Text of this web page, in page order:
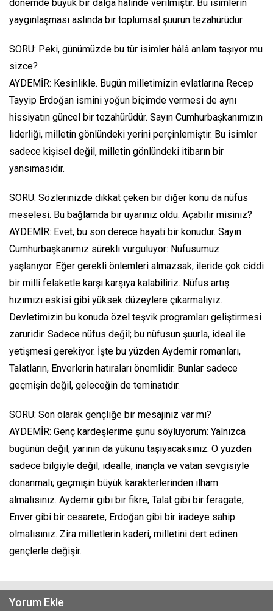
dönemde büyük bir dalga hâlinde verilmiştir. Bu isimlerin
yaygınlaşması aslında bir toplumsal şuurun tezahürüdür.
SORU: Peki, günümüzde bu tür isimler hâlâ anlam taşıyor mu
sizce?
AYDEMİR: Kesinlikle. Bugün milletimizin evlatlarına Recep
Tayyip Erdoğan ismini yoğun biçimde vermesi de aynı
hissiyatın güncel bir tezahürüdür. Sayın Cumhurbaşkanımızın
liderliği, milletin gönlündeki yerini perçinlemiştir. Bu isimler
sadece kişisel değil, milletin gönlündeki itibarın bir
yansımasıdır.
SORU: Sözlerinizde dikkat çeken bir diğer konu da nüfus
meselesi. Bu bağlamda bir uyarınız oldu. Açabilir misiniz?
AYDEMİR: Evet, bu son derece hayati bir konudur. Sayın
Cumhurbaşkanımız sürekli vurguluyor: Nüfusumuz
yaşlanıyor. Eğer gerekli önlemleri almazsak, ileride çok ciddi
bir milli felaketle karşı karşıya kalabiliriz. Nüfus artış
hızımızı eskisi gibi yüksek düzeylere çıkarmalıyız.
Devletimizin bu konuda özel teşvik programları geliştirmesi
zaruridir. Sadece nüfus değil; bu nüfusun şuurla, ideal ile
yetişmesi gerekiyor. İşte bu yüzden Aydemir romanları,
Talatların, Enverlerin hatıraları önemlidir. Bunlar sadece
geçmişin değil, geleceğin de teminatıdır.
SORU: Son olarak gençliğe bir mesajınız var mı?
AYDEMİR: Genç kardeşlerime şunu söylüyorum: Yalnızca
bugünün değil, yarının da yükünü taşıyacaksınız. O yüzden
sadece bilgiyle değil, idealle, inançla ve vatan sevgisiyle
donanmalı; geçmişin büyük karakterlerinden ilham
almalısınız. Aydemir gibi bir fikre, Talat gibi bir feragate,
Enver gibi bir cesarete, Erdoğan gibi bir iradeye sahip
olmalısınız. Zira milletlerin kaderi, milletini dert edinen
gençlerle değişir.
Yorum Ekle